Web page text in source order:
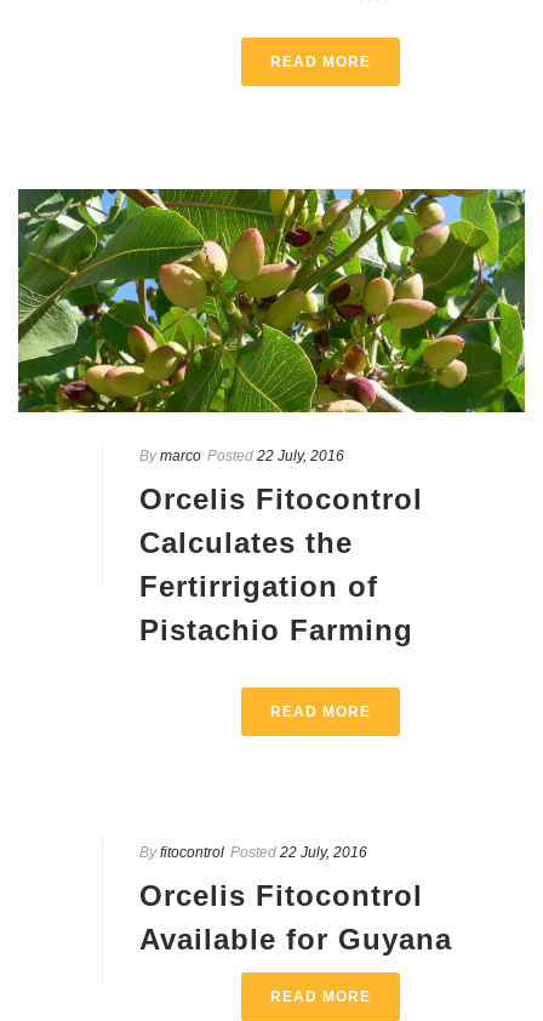
READ MORE
By marco Posted 22 July, 2016
Orcelis Fitocontrol
Calculates the
Fertirrigation of
Pistachio Farming
READ MORE
By fitocontrol Posted 22 July, 2016
Orcelis Fitocontrol
Available for Guyana
READ MORE